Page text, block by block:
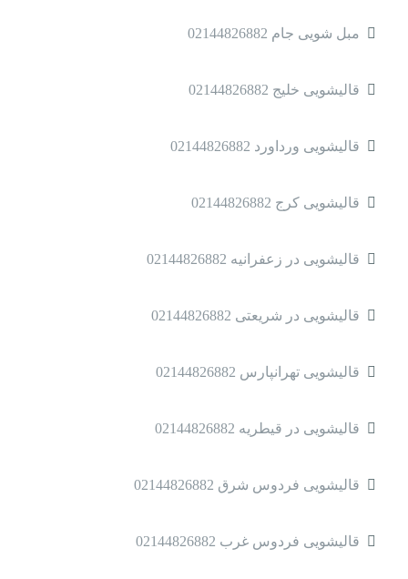
مبل شویی جام 02144826882
قالیشویی خلیج 02144826882
قالیشویی ورداورد 02144826882
قالیشویی کرج 02144826882
قالیشویی در زعفرانیه 02144826882
قالیشویی در شریعتی 02144826882
قالیشویی تهرانپارس 02144826882
قالیشویی در قیطریه 02144826882
قالیشویی فردوس شرق 02144826882
قالیشویی فردوس غرب 02144826882